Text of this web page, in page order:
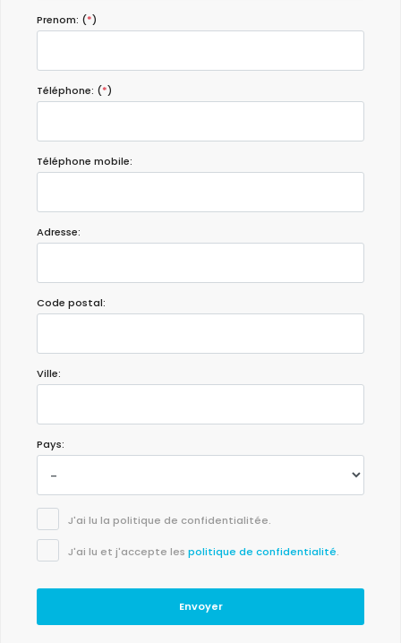
Prenom: (*)
Téléphone: (*)
Téléphone mobile:
Adresse:
Code postal:
Ville:
Pays:
J'ai lu la politique de confidentialitée.
J'ai lu et j'accepte les politique de confidentialité.
Envoyer